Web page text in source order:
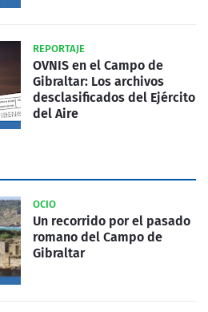
REPORTAJE
OVNIS en el Campo de
Gibraltar: Los archivos
desclasificados del Ejército
del Aire
OCIO
Un recorrido por el pasado
romano del Campo de
Gibraltar